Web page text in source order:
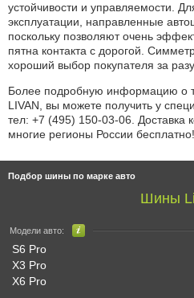
Подбор шины по марке авто
Шины
Модели авто:
S6 Pro
X3 Pro
X6 Pro
устойчивости и управляемости.
эксплуатации, направленные
поскольку позволяют очень
пятна контакта с дорогой.
хороший выбор покупателя за
Более подробную информацию о
LIVAN, вы можете получить у
тел: +7 (495) 150-03-06.
Доставка
многие регионы России бесплатно!